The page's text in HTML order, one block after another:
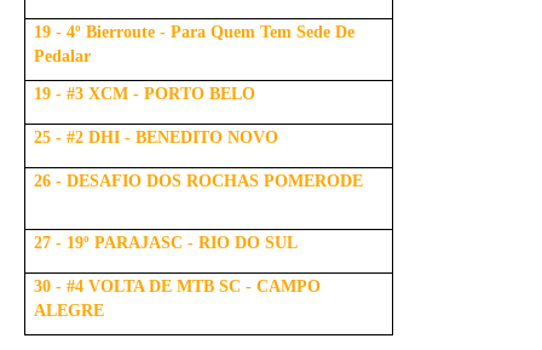
19 - 4º Bierroute - Para Quem Tem Sede De
Pedalar
19 - #3 XCM - PORTO BELO
25 - #2 DHI - BENEDITO NOVO
26 - DESAFIO DOS ROCHAS POMERODE
27 - 19º PARAJASC - RIO DO SUL
30 - #4 VOLTA DE MTB SC - CAMPO
ALEGRE